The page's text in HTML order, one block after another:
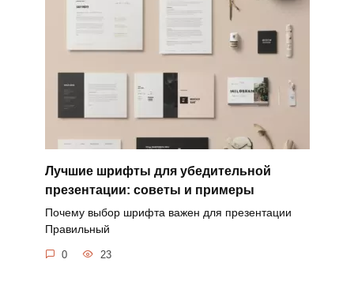
Лучшие шрифты для убедительной
презентации: советы и примеры
Почему выбор шрифта важен для презентации
Правильный
0 23